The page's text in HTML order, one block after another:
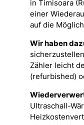
in Timisoara
einer
auf die
Wir haben
Zähler leicht
(refurbished)
Ultraschall-